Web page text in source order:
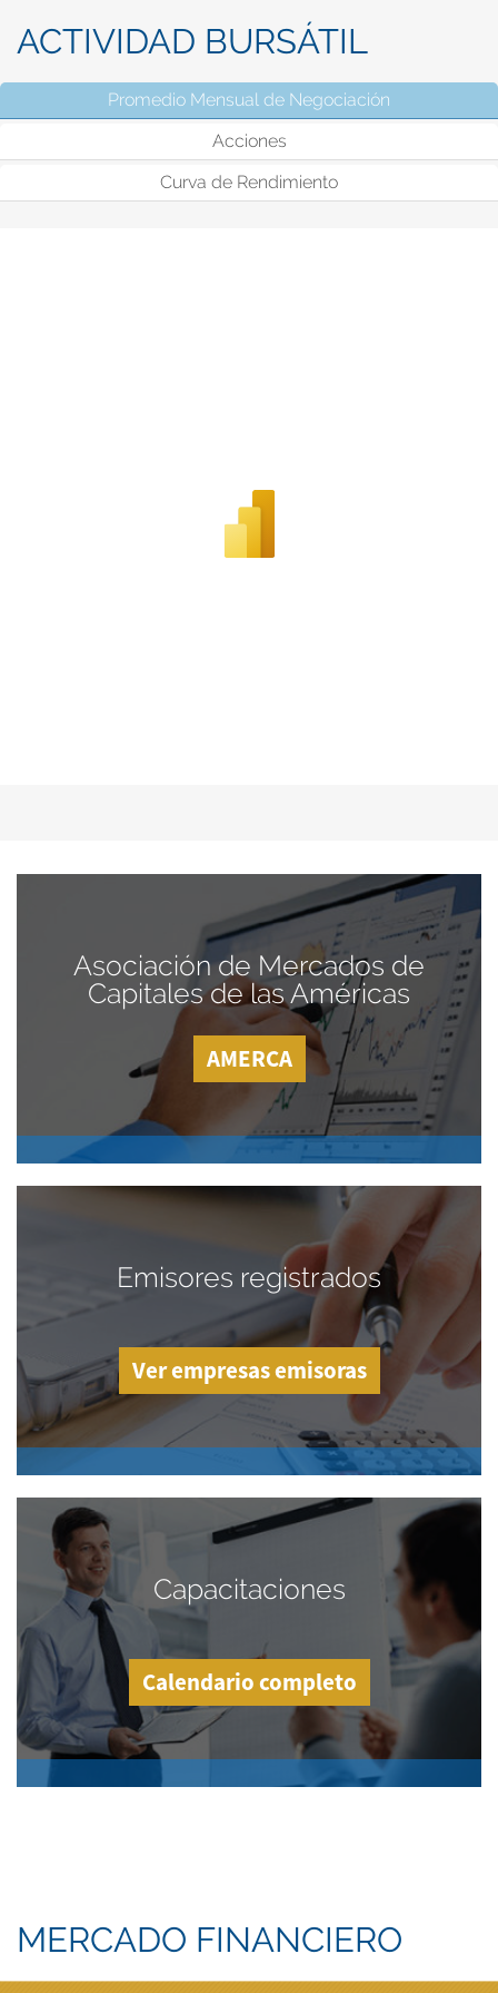
ACTIVIDAD BURSÁTIL
Promedio Mensual de Negociación
Acciones
Curva de Rendimiento
Asociación de Mercados de
Capitales de las Américas
AMERCA
Emisores registrados
Ver empresas emisoras
Capacitaciones
Calendario completo
MERCADO FINANCIERO